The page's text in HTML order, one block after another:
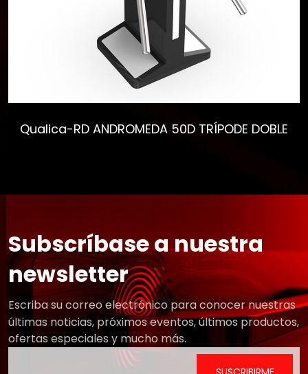
Qualica-RD ANDROMEDA 50D TRÍPODE DOBLE
Subscríbase a nuestra
newsletter
Escriba su correo electrónico para conocer nuestras
últimas noticias, próximos eventos, últimos productos,
ofertas especiales y mucho más.